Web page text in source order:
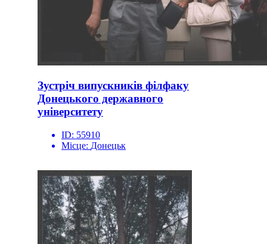
Зустріч випускників філфаку
Донецького державного
університету
ID: 55910
Місце: Донецьк